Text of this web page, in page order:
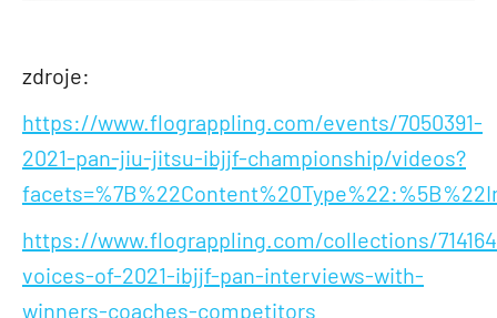
zdroje:
https://www.flograppling.com/events/7050391-
2021-pan-jiu-jitsu-ibjjf-championship/videos?
https://www.flograppling.com/collections/
voices-of-2021-ibjjf-pan-interviews-with-
winners-coaches-competitors